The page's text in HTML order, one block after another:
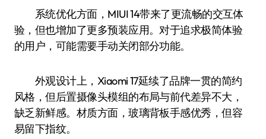
系统优化方面，MIUI 14带来了更流畅的交互体
验，但也增加了更多预装应用。对于追求极简体验
的用户，可能需要手动关闭部分功能。
外观设计上，Xiaomi 17延续了品牌一贯的简约
风格，但后置摄像头模组的布局与前代差异不大，
缺乏新鲜感。材质方面，玻璃背板手感优秀，但容
易留下指纹。